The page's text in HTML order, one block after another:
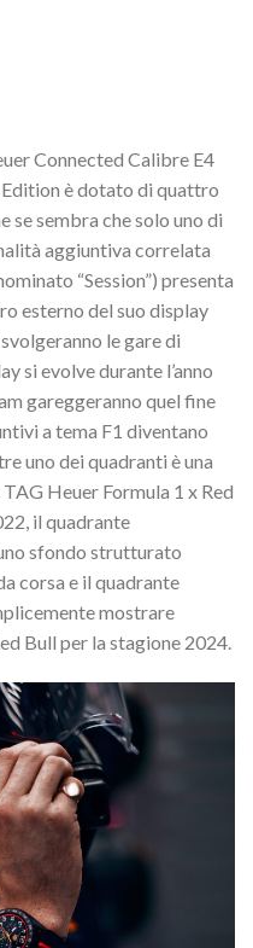
Connected Calibre E4
è dotato di quattro
se sembra che solo uno di
aggiuntiva correlata
“Session”) presenta
esterno del suo display
le gare di
si evolve durante l’anno
gareggeranno quel fine
a tema F1 diventano
uno dei quadranti è una
Heuer Formula 1 x Red
il quadrante
sfondo strutturato
corsa e il quadrante
mostrare
Bull per la stagione 2024.